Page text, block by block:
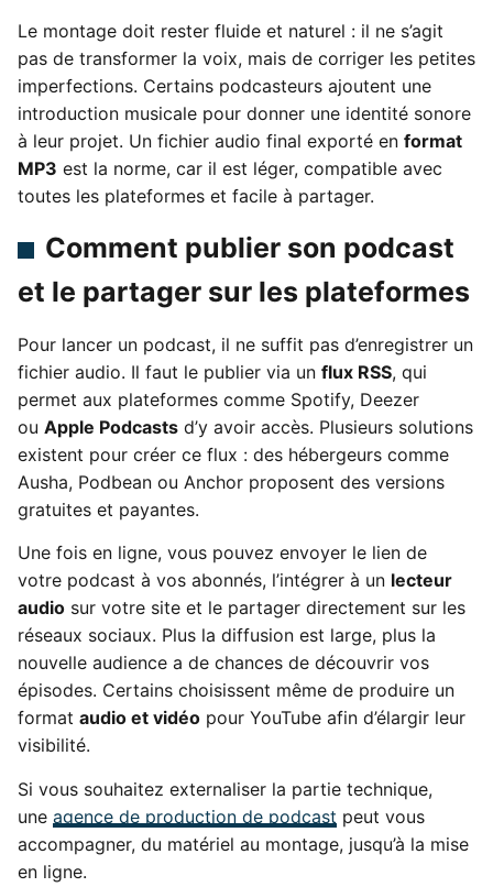
Le montage doit rester fluide et naturel : il ne s’agit
pas de transformer la voix, mais de corriger les petites
imperfections. Certains podcasteurs ajoutent une
introduction musicale pour donner une identité sonore
à leur projet. Un fichier audio final exporté en format
MP3 est la norme, car il est léger, compatible avec
toutes les plateformes et facile à partager.
Comment publier son podcast
et le partager sur les plateformes
Pour lancer un podcast, il ne suffit pas d’enregistrer un
fichier audio. Il faut le publier via un flux RSS, qui
permet aux plateformes comme Spotify, Deezer
ou Apple Podcasts d’y avoir accès. Plusieurs solutions
existent pour créer ce flux : des hébergeurs comme
Ausha, Podbean ou Anchor proposent des versions
gratuites et payantes.
Une fois en ligne, vous pouvez envoyer le lien de
votre podcast à vos abonnés, l’intégrer à un lecteur
audio sur votre site et le partager directement sur les
réseaux sociaux. Plus la diffusion est large, plus la
nouvelle audience a de chances de découvrir vos
épisodes. Certains choisissent même de produire un
format audio et vidéo pour YouTube afin d’élargir leur
visibilité.
Si vous souhaitez externaliser la partie technique,
une agence de production de podcast peut vous
accompagner, du matériel au montage, jusqu’à la mise
en ligne.